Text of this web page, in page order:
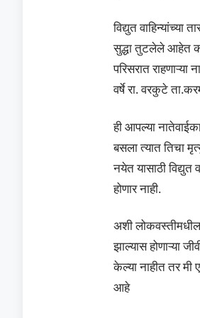
विद्युत
सुद्धा तुटलेले आहेत
परिसरात
वर्षे रा. वरकुटे
ही आपल्या
बसला त्यात तिचा
नयेत यासाठी विद्युत
होणार नाही.
अशी
झाल्यास होणाऱ्या
केल्या नाहीत तर
आहे